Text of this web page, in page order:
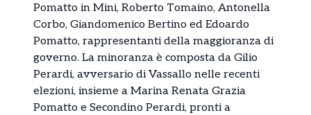
Pomatto in Mini, Roberto Tomaino, Antonella
Corbo, Giandomenico Bertino ed Edoardo
Pomatto, rappresentanti della maggioranza di
governo. La minoranza è composta da Gilio
Perardi, avversario di Vassallo nelle recenti
elezioni, insieme a Marina Renata Grazia
Pomatto e Secondino Perardi, pronti a